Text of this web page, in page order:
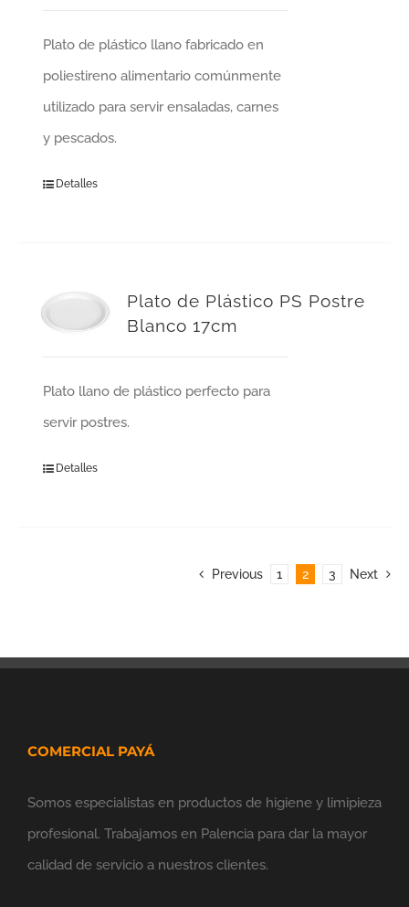
Plato de plástico llano fabricado en
poliestireno alimentario comúnmente
utilizado para servir ensaladas, carnes
y pescados.
Detalles
Plato de Plástico PS Postre
Blanco 17cm
Plato llano de plástico perfecto para
servir postres.
Detalles
Previous 1 2 3 Next
COMERCIAL PAYÁ
Somos especialistas en productos de higiene y limipieza
profesional. Trabajamos en Palencia para dar la mayor
calidad de servicio a nuestros clientes.